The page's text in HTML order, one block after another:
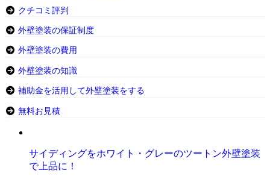
クチコミ評判
外壁塗装の保証制度
外壁塗装の費用
外壁塗装の知識
補助金を活用して外壁塗装をする
無料お見積
サイディングをホワイト・グレーのツートン外壁塗装
で上品に！